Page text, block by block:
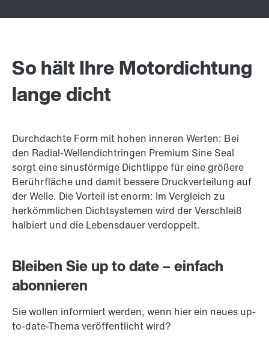
So hält Ihre Motordichtung
lange dicht
Durchdachte Form mit hohen inneren Werten: Bei
den Radial-Wellendichtringen Premium Sine Seal
sorgt eine sinusförmige Dichtlippe für eine größere
Berührfläche und damit bessere Druckverteilung auf
der Welle. Die Vorteil ist enorm: Im Vergleich zu
herkömmlichen Dichtsystemen wird der Verschleiß
halbiert und die Lebensdauer verdoppelt.
Bleiben Sie up to date – einfach
abonnieren
Sie wollen informiert werden, wenn hier ein neues up-
to-date-Thema veröffentlicht wird?